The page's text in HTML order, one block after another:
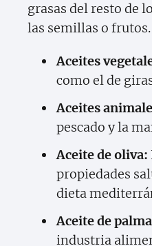
grasas del resto de
las semillas o frutos.
Aceites
como el de
Aceites
pescado y la
Aceite de oliva:
propiedades
dieta
Aceite de
industria